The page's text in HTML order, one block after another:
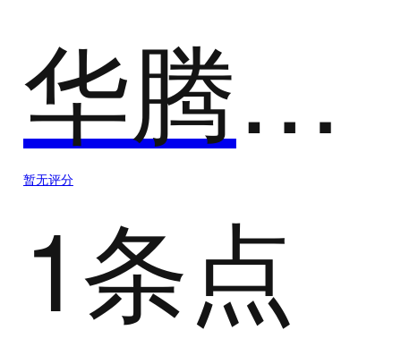
华腾软件-建筑施工项目管理
暂无评分
1条点